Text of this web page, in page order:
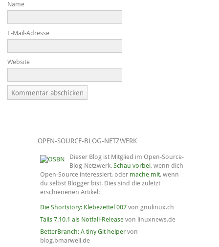
Name
E-Mail-Adresse
Website
OPEN-SOURCE-BLOG-NETZWERK
Dieser Blog ist Mitglied im Open-Source-
Blog-Netzwerk. Schau vorbei, wenn dich
Open-Source interessiert, oder mache mit, wenn
du selbst Blogger bist. Dies sind die zuletzt
erschienenen Artikel:
Die Shortstory: Klebezettel 007von gnulinux.ch
Tails 7.10.1 als Notfall-Releasevon linuxnews.de
BetterBranch: A tiny Git helpervon
blog.bmarwell.de